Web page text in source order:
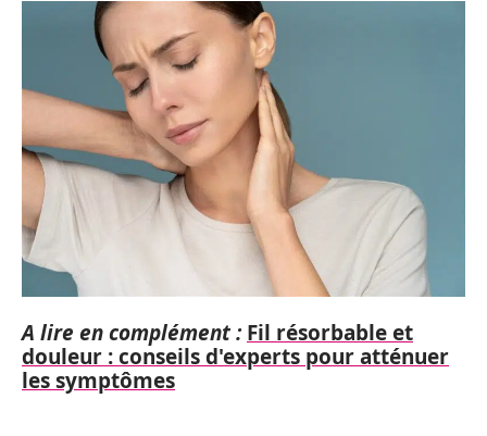
A lire en complément : Fil résorbable et
douleur : conseils d'experts pour atténuer
les symptômes